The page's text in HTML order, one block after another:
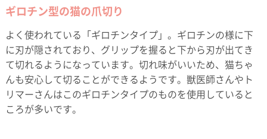
ギロチン型の猫の爪切り
よく使われている「ギロチンタイプ」。ギロチンの様に下
に刃が隠されており、グリップを握ると下から刃が出てき
て切れるようになっています。切れ味がいいため、猫ちゃ
んも安心して切ることができるようです。獣医師さんやト
リマーさんはこのギロチンタイプのものを使用していると
ころが多いです。